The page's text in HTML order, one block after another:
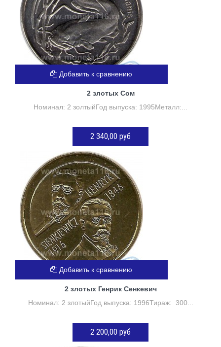
2 злотых Сом
Номинал: 2 золтыйГод выпуска: 1995Металл:...
2 340,00 руб
Нет в наличии
Добавить к сравнению
2 злотых Генрик Сенкевич
Номинал: 2 злотыйГод выпуска: 1996Тираж: 300...
2 200,00 руб
Добавить к сравнению